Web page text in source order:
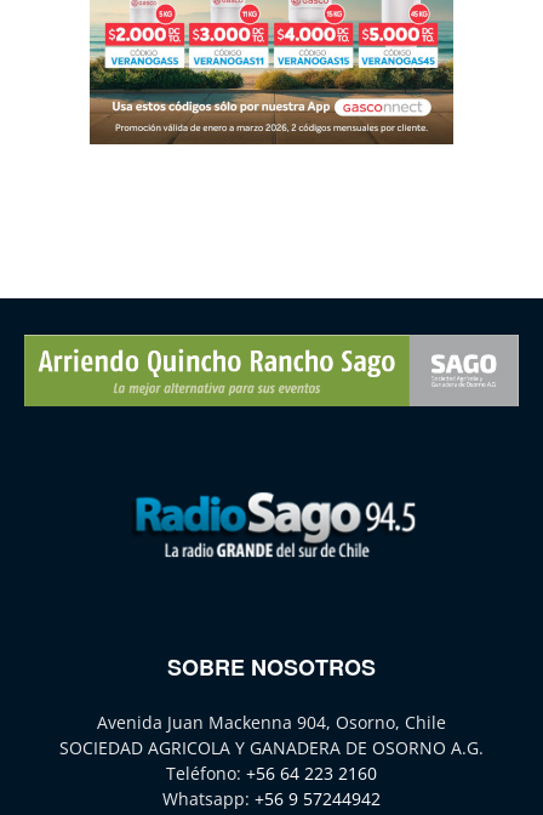
SOBRE NOSOTROS
Avenida Juan Mackenna 904, Osorno, Chile
SOCIEDAD AGRICOLA Y GANADERA DE OSORNO A.G.
Teléfono: +56 64 223 2160
Whatsapp: +56 9 57244942